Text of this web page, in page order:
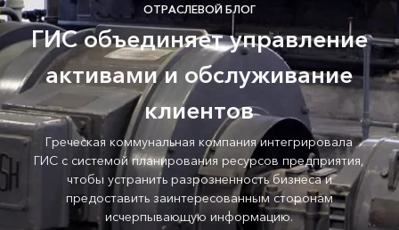
ОТРАСЛЕВОЙ БЛОГ
ГИС объединяет управление
активами и обслуживание
клиентов
Греческая коммунальная компания интегрировала
ГИС с системой планирования ресурсов предприятия,
чтобы устранить разрозненность бизнеса и
предоставить заинтересованным сторонам
исчерпывающую информацию.